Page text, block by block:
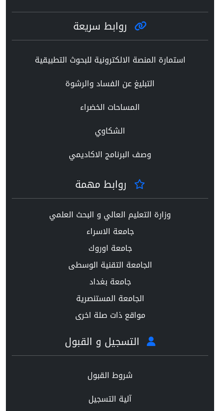
روابط سريعة
استمارة المنصة الالكترونية للبحوث التطبيقية
التبليغ عن الفساد والرشوة
المساحات الخضراء
الشكاوي
وصف البرنامج الاكاديمي
روابط مهمة
وزارة التعليم العالي و البحث العلمي
جامعة الاسراء
جامعة اوروك
الجامعة التقنية الوسطى
جامعة بغداد
الجامعة المستنصرية
مواقع ذات صلة اخرى
التسجيل و القبول
شروط القبول
آلية التسجيل